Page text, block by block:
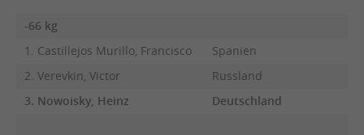
-66 kg
1. Castillejos Murillo, Francisco
Spanien
2. Verevkin, Victor
Russland
3. Nowoisky, Heinz
Deutschland